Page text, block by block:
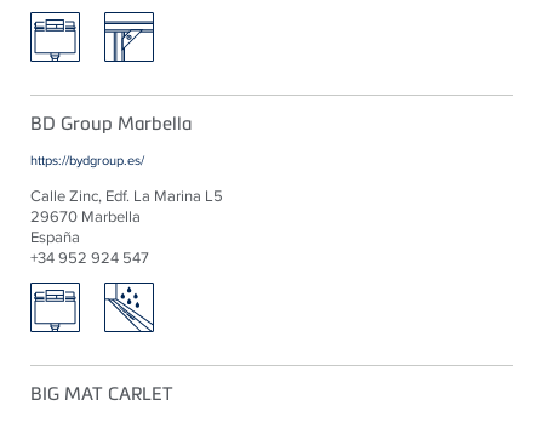
BD Group Marbella
https://bydgroup.es/
Calle Zinc, Edf. La Marina L5
29670 Marbella
España
+34 952 924 547
BIG MAT CARLET